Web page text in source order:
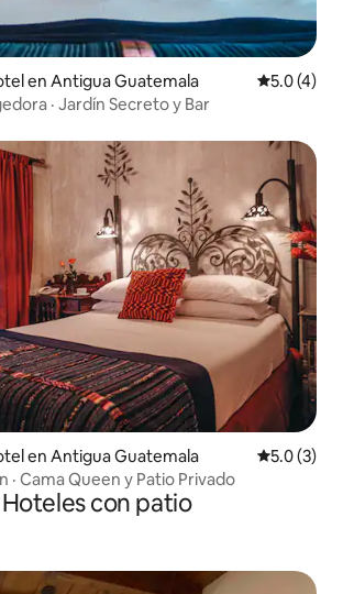
en Antigua Guatemala
5.0 (4)
· Jardín Secreto y Bar
en Antigua Guatemala
5.0 (3)
· Cama Queen y Patio Privado
Hoteles con patio